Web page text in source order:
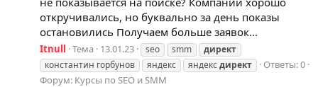
откручивались, но буквально за день показы
остановились Получаем больше заявок...
Itnull Тема 13.01.23 seo smm
директ
константин горбунов
яндекс яндексдирект
Ответы: 0
Форум: Курсы по SEO и SMM